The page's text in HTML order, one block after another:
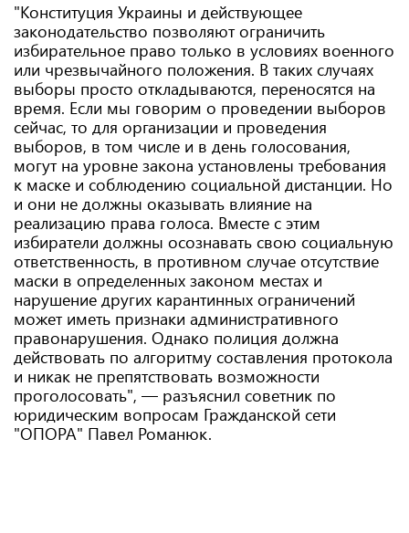
"Конституция Украины и действующее
законодательство позволяют ограничить
избирательное право только в условиях военного
или чрезвычайного положения. В таких случаях
выборы просто откладываются, переносятся на
время. Если мы говорим о проведении выборов
сейчас, то для организации и проведения
выборов, в том числе и в день голосования,
могут на уровне закона установлены требования
к маске и соблюдению социальной дистанции. Но
и они не должны оказывать влияние на
реализацию права голоса. Вместе с этим
избиратели должны осознавать свою социальную
ответственность, в противном случае отсутствие
маски в определенных законом местах и ​​
нарушение других карантинных ограничений
может иметь признаки административного
правонарушения. Однако полиция должна
действовать по алгоритму составления протокола
и никак не препятствовать возможности
проголосовать", — разъяснил советник по
юридическим вопросам Гражданской сети
"ОПОРА" Павел Романюк.